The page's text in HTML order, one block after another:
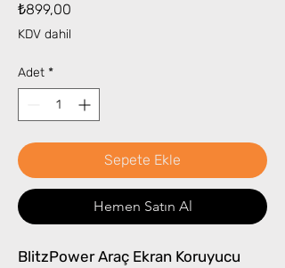
₺899,00
KDV dahil
Adet *
Sepete Ekle
Hemen Satın Al
BlitzPower Araç Ekran Koruyucu